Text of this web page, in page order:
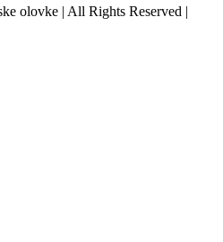
olovke | All Rights Reserved |